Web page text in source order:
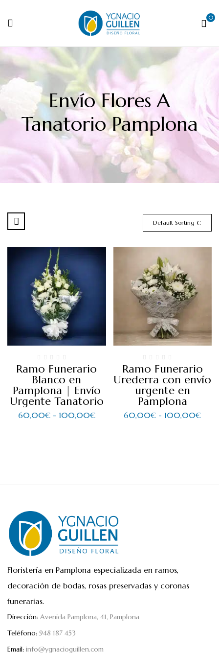
0
Envío Flores A
Tanatorio Pamplona
Default Sorting
Ramo Funerario
Blanco en
Pamplona | Envío
Urgente Tanatorio
60,00€ - 100,00€
Ramo Funerario
Urederra con envío
urgente en
Pamplona
60,00€ - 100,00€
Floristería en Pamplona especializada en ramos,
decoración de bodas, rosas preservadas y coronas
funerarias.
Dirección: Avenida Pamplona, 41, Pamplona
Teléfono: 948 187 453
Email: info@ygnacioguillen.com